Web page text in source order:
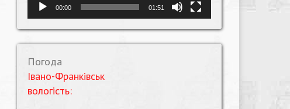
00:00 01:51
Погода
Івано-Франківськ
вологість: